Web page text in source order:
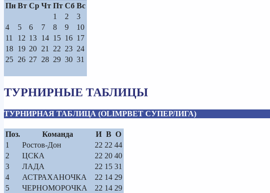
Пн Вт Ср Чт Пт Сб Вс
1
2
3
4
5 6 7 8 9
10
11
12 13 14 15 16 17
18 19 20 21 22 23 24
25 26 27 28 29 30 31
ТУРНИРНЫЕ ТАБЛИЦЫ
ТУРНИРНАЯ ТАБЛИЦА (OLIMPBET СУПЕРЛИГА)
Поз. Команда И В О
1
Ростов-Дон 22 22 44
2
ЦСКА 22 20 40
3
ЛАДА 22 15 31
4
АСТРАХАНОЧКА 22 14 29
5
ЧЕРНОМОРОЧКА 22 14 29